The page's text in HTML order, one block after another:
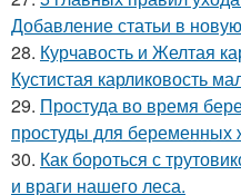
Добавление статьи в
28. Курчавость и Желтая
Кустистая карликовость
29. Простуда во время
простуды для
30. Как бороться с
и враги нашего леса.